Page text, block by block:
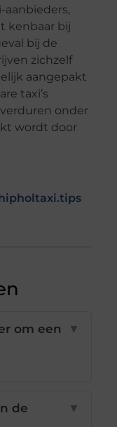
aanbieders,
kenbaar bij
bij de
zichzelf
aangepakt
taxi’s
onder
wordt door
om een
▼
de
▼